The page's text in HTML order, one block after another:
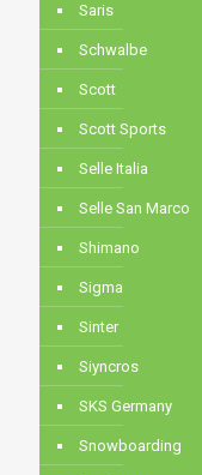
Saris
Schwalbe
Scott
Scott Sports
Selle Italia
Selle San Marco
Shimano
Sigma
Sinter
Siyncros
SKS Germany
Snowboarding